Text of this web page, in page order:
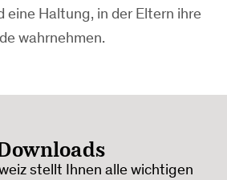
eine Haltung, in der Eltern ihre
wahrnehmen.
stellt Ihnen alle wichtigen